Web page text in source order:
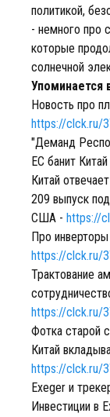
политикой,
- немного про
которые
солнечной
Упоминается
Новость про
https://clck.ru/
"Деманд
ЕС банит Китай
Китай
209 выпуск
США - https://
Про
https://clck.ru/
Трактование
https://clck.ru/
Фотка старой
Китай
https://clck.ru/
Exeger и
Инвестиции в